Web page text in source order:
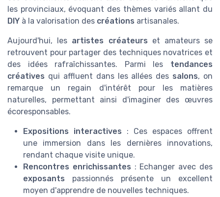
les provinciaux, évoquant des thèmes variés allant du
DIY à la valorisation des créations artisanales.
Aujourd'hui, les artistes créateurs et amateurs se
retrouvent pour partager des techniques novatrices et
des idées rafraîchissantes. Parmi les tendances
créatives qui affluent dans les allées des salons, on
remarque un regain d'intérêt pour les matières
naturelles, permettant ainsi d'imaginer des œuvres
écoresponsables.
Expositions interactives : Ces espaces offrent
une immersion dans les dernières innovations,
rendant chaque visite unique.
Rencontres enrichissantes : Echanger avec des
exposants passionnés présente un excellent
moyen d'apprendre de nouvelles techniques.